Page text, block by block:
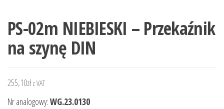
PS-02m NIEBIESKI – Przekaźnik
na szynę DIN
255,10zł z VAT
Nr analogowy:WG.23.0130